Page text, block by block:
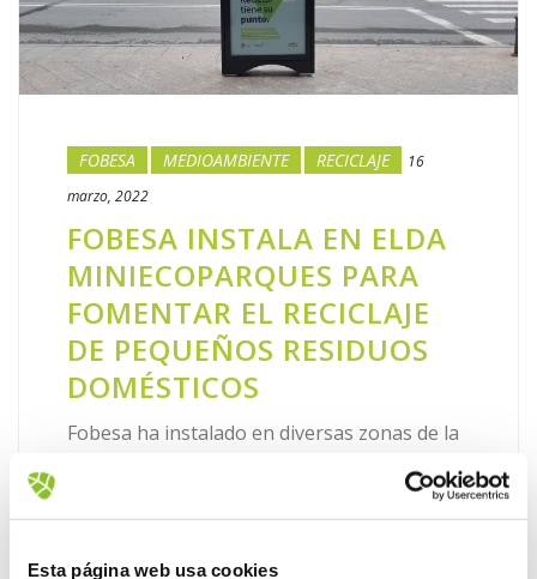
Esta página web usa cookies
FOBESA MEDIOAMBIENTE RECICLAJE
16
marzo, 2022
FOBESA INSTALA EN ELDA
MINIECOPARQUES PARA
FOMENTAR EL RECICLAJE
DE PEQUEÑOS RESIDUOS
DOMÉSTICOS
Fobesa ha instalado en diversas zonas de la
pequeños elementos domésticos que se
generan cada día en el hogar. De ese [...]